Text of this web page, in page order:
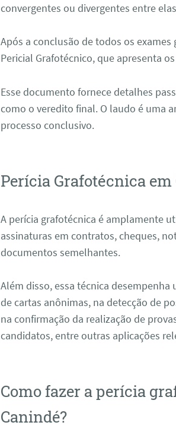
convergentes ou divergentes entre
Após a conclusão de todos os
Pericial Grafotécnico, que apresenta
Esse documento fornece detalhes
como o veredito final. O laudo é uma
processo conclusivo.
Perícia Grafotécnica
A perícia grafotécnica é amplamente
assinaturas em contratos, cheques,
documentos semelhantes.
Além disso, essa técnica
de cartas anônimas, na detecção de
na confirmação da realização de
candidatos, entre outras aplicações
Como fazer a perícia
Canindé?